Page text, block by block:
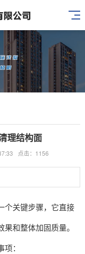
理结构面
点击：1156
个关键步骤，它直接
和整体加固质量。
：